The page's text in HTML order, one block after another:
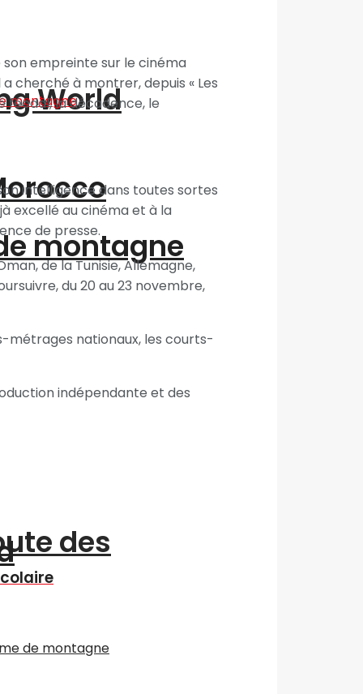
World
des
montagne
son empreinte sur le cinéma
cherché à montrer, depuis « Les
féodal, la décadence, le
intelligence dans toutes sortes
excellé au cinéma et à la
de presse.
de la Tunisie, Allemagne,
du 20 au 23 novembre,
métrages nationaux, les courts-
indépendante et des